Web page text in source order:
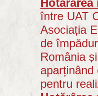
Hotărârea
între UAT
Asociația
de
România
aparținând
pentru